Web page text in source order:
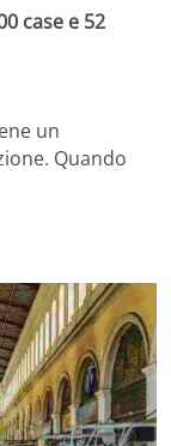
case e 52
un
Quando